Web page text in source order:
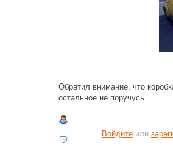
Обратил внимание, что
остальное не поручусь.
Войдитеили